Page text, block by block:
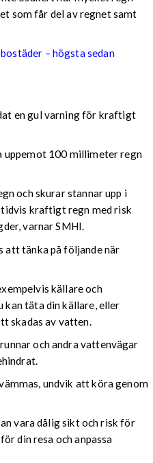
som får del av regnet samt
– högsta sedan
en gul varning för kraftigt
uppemot 100 millimeter regn
och skurar stannar upp i
kraftigt regn med risk
varnar SMHI.
att tänka på följande när
källare och
kan täta din källare, eller
skadas av vatten.
och andra vattenvägar
undvik att köra genom
vara dålig sikt och risk för
din resa och anpassa